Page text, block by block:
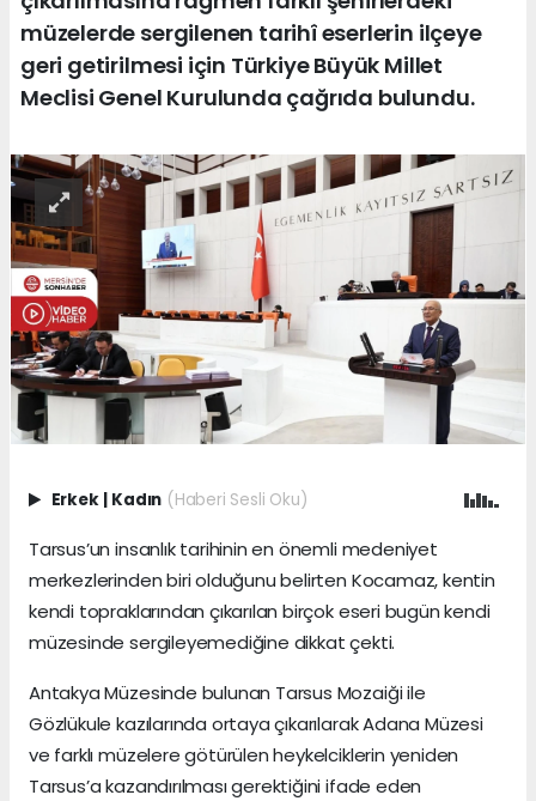
müzelerde sergilenen tarihî eserlerin ilçeye
geri getirilmesi için Türkiye Büyük Millet
Meclisi Genel Kurulunda çağrıda bulundu.
Erkek | Kadın (Haberi Sesli Oku)
Tarsus’un insanlık tarihinin en önemli medeniyet
merkezlerinden biri olduğunu belirten Kocamaz, kentin
kendi topraklarından çıkarılan birçok eseri bugün kendi
müzesinde sergileyemediğine dikkat çekti.
Antakya Müzesinde bulunan Tarsus Mozaiği ile
Gözlükule kazılarında ortaya çıkarılarak Adana Müzesi
ve farklı müzelere götürülen heykelciklerin yeniden
Tarsus’a kazandırılması gerektiğini ifade eden